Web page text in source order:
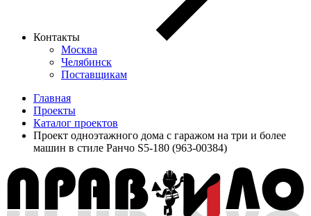
Контакты
Москва
Челябинск
Поставщикам
Главная
Проекты
Каталог проектов
Проект одноэтажного дома с гаражом на три и более
машин в стиле Ранчо S5-180 (963-00384)